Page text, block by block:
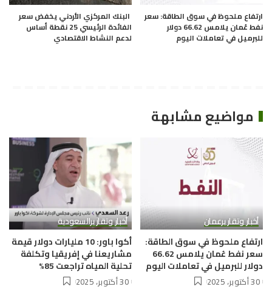
ارتفاع ملحوظ في سوق الطاقة: سعر
نفط عُمان يلامس 66.62 دولار
للبرميل في تعاملات اليوم
البنك المركزي الأردني يخفض سعر
الفائدة الرئيسي 25 نقطة أساس
لدعم النشاط الاقتصادي
مواضيع مشابهة
أخبار وتقاريرعمان
ارتفاع ملحوظ في سوق الطاقة:
سعر نفط عُمان يلامس 66.62
دولار للبرميل في تعاملات اليوم
30 أكتوبر، 2025
أخبار وتقاريرالسعودية
أكوا باور: 10 مليارات دولار قيمة
مشاريعنا في إفريقيا وتكلفة
تحلية المياه تراجعت 85%
30 أكتوبر، 2025